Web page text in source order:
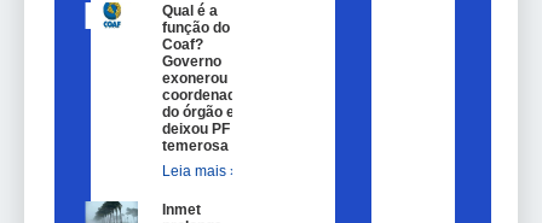
Qual é a
função do
Coaf?
Governo
exonerou
coordenador
do órgão e
deixou PF
temerosa
Leia mais »
Inmet